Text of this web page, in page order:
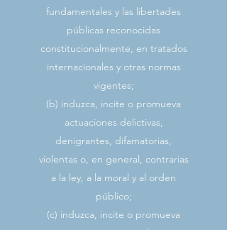
fundamentales y las libertades
públicas reconocidas
constitucionalmente, en tratados
internacionales y otras normas
vigentes;
(b) induzca, incite o promueva
actuaciones delictivas,
denigrantes, difamatorias,
violentas o, en general, contrarias
a la ley, a la moral y al orden
público;
(c) induzca, incite o promueva